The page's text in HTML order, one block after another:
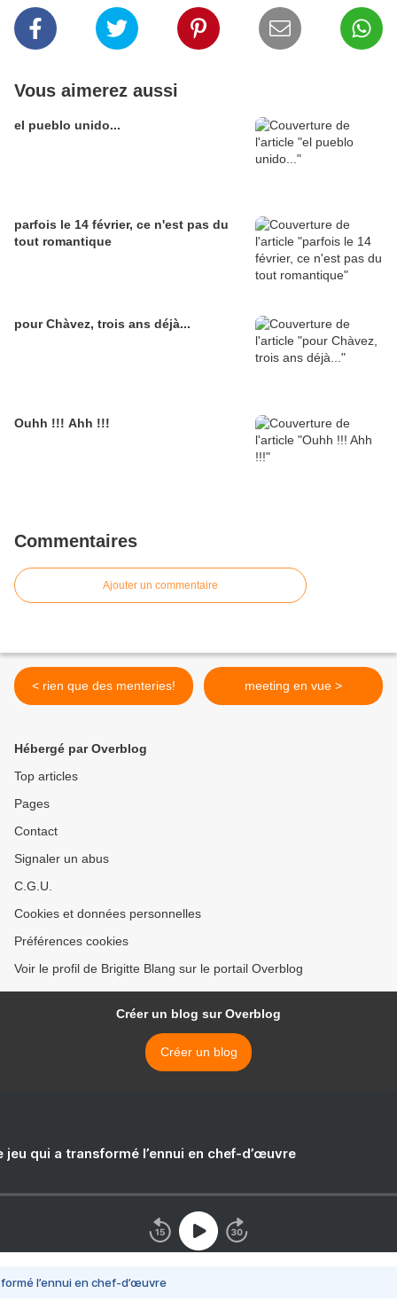
Vous aimerez aussi
el pueblo unido...
parfois le 14 février, ce n'est pas du
tout romantique
pour Chàvez, trois ans déjà...
Ouhh !!! Ahh !!!
Commentaires
Ajouter un commentaire
< rien que des menteries! meeting en vue >
Hébergé par Overblog
Top articles
Pages
Contact
Signaler un abus
C.G.U.
Cookies et données personnelles
Préférences cookies
Voir le profil de Brigitte Blang sur le portail Overblog
Créer un blog sur Overblog
Créer un blog
jeu qui a transformé l’ennui en chef-d’œuvre
l’ennui en chef-d’œuvre